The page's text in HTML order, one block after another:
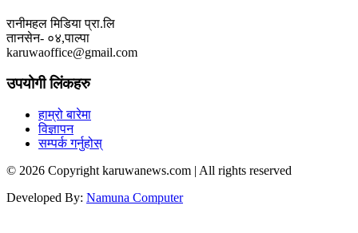
रानीमहल मिडिया प्रा.लि
तानसेन- ०४,पाल्पा
karuwaoffice@gmail.com
उपयोगी लिंकहरु
हाम्रो बारेमा
विज्ञापन
सम्पर्क गर्नुहोस्
© 2026 Copyright karuwanews.com | All rights reserved
Developed By: Namuna Computer